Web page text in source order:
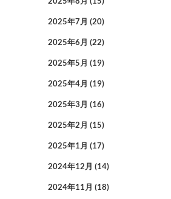
2025年7月 (20)
2025年6月 (22)
2025年5月 (19)
2025年4月 (19)
2025年3月 (16)
2025年2月 (15)
2025年1月 (17)
2024年12月 (14)
2024年11月 (18)